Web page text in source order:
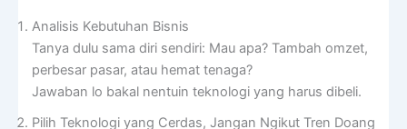
Analisis Kebutuhan Bisnis
Tanya dulu sama diri sendiri: Mau apa? Tambah omzet,
perbesar pasar, atau hemat tenaga?
Jawaban lo bakal nentuin teknologi yang harus dibeli.
Pilih Teknologi yang Cerdas, Jangan Ngikut Tren Doang